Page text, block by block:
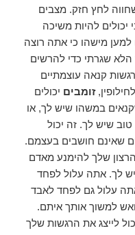
לחץ חזק. מצבים
יכולים להיות משיכה
מישהו כי אתה רוצה
שגרתי כדי להרשים
קנאה עוצמתיים
זומבים יכולים
במשהו שיש לך, או
שיש לך. זה יכול
שאינם חושבים בעצמם.
שלך להימנע מאדם
לך. אתה עלול לפחד
עלול גם לפחד לאבד
למשוך אותך איתם.
לייצג את הרגשות שלך